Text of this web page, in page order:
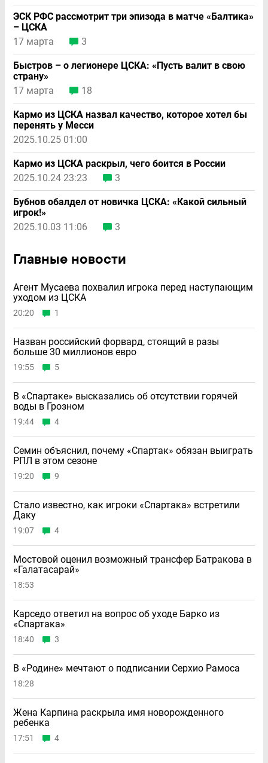
ЭСК РФС рассмотрит три эпизода в матче «Балтика»
– ЦСКА
17 марта
3
Быстров – о легионере ЦСКА: «Пусть валит в свою
страну»
17 марта
18
Кармо из ЦСКА назвал качество, которое хотел бы
перенять у Месси
2025.10.25 01:00
Кармо из ЦСКА раскрыл, чего боится в России
2025.10.24 23:23
3
Бубнов обалдел от новичка ЦСКА: «Какой сильный
игрок!»
2025.10.03 11:06
3
Главные новости
Агент Мусаева похвалил игрока перед наступающим
уходом из ЦСКА
20:20 1
Назван российский форвард, стоящий в разы
больше 30 миллионов евро
19:55 5
В «Спартаке» высказались об отсутствии горячей
воды в Грозном
19:44 4
Семин объяснил, почему «Спартак» обязан выиграть
РПЛ в этом сезоне
19:20 9
Стало известно, как игроки «Спартака» встретили
Даку
19:07 4
Мостовой оценил возможный трансфер Батракова в
«Галатасарай»
18:53
Карседо ответил на вопрос об уходе Барко из
«Спартака»
18:40 3
В «Родине» мечтают о подписании Серхио Рамоса
18:28
Жена Карпина раскрыла имя новорождeнного
ребeнка
17:51 4